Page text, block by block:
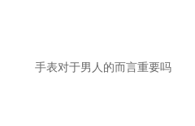
手表对于男人的而言重要吗